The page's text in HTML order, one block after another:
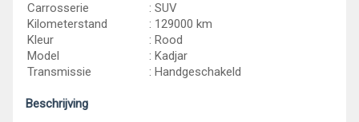
Carrosserie
: SUV
Kilometerstand
: 129000 km
Kleur
: Rood
Model
: Kadjar
Transmissie
: Handgeschakeld
Beschrijving